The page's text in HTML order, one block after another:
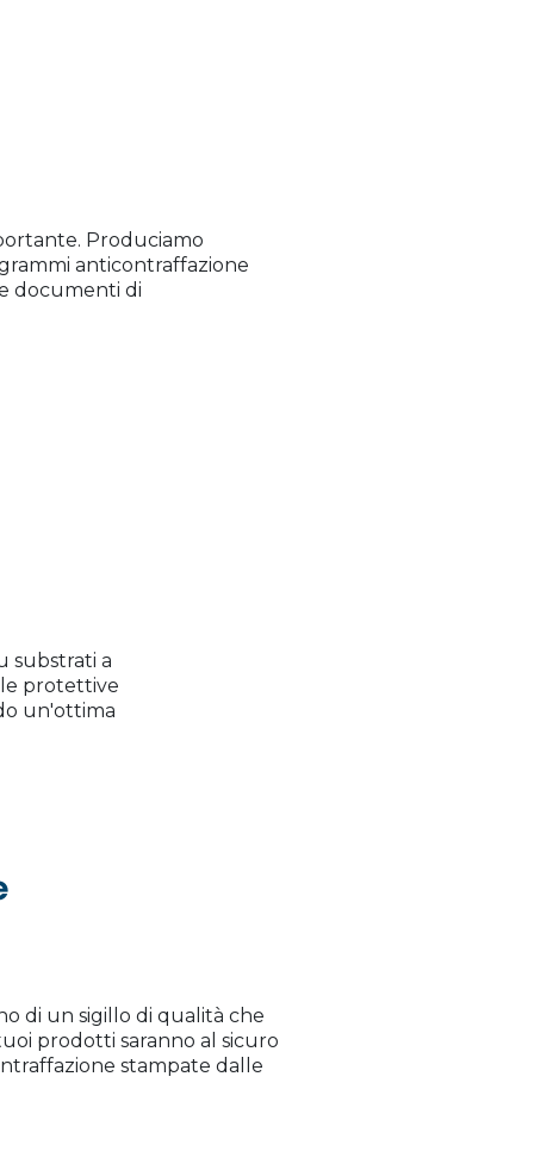
Produciamo
anticontraffazione
documenti di
substrati a
protettive
un'ottima
di un sigillo di qualità che
prodotti saranno al sicuro
stampate dalle